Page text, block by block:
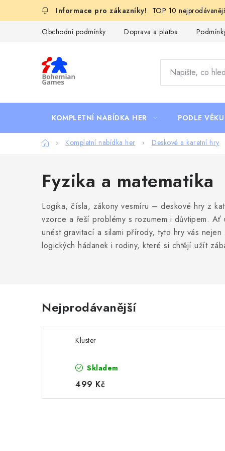
TOP 10
Obchodní podmínky Doprava a platba
KOMPLETNÍ NABÍDKA HER PODLE VĚKU
DomůKompletní nabídka her Deskové a karetní hry
Fyzika a matematika
Logika, čísla, zákony vesmíru – deskové hry z
vzorce a řeší problémy s rozumem i důvtipem.
unést gravitací a silami přírody, tyto hry vás
logických hádanek i rodiny, které si chtějí užít
Nejprodávanější
Kluster
Skladem
499 Kč